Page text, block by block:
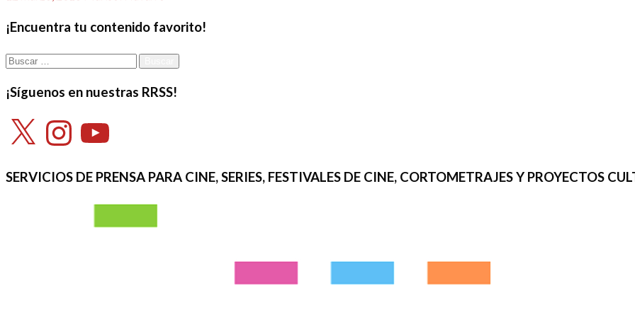
¡Encuentra tu contenido favorito!
Buscar:
¡Síguenos en nuestras RRSS!
X InstagramYouTube
SERVICIOS DE PRENSA PARA CINE, SERIES, FESTIVALES DE CINE, CORTOMETRAJES Y PROYECTOS